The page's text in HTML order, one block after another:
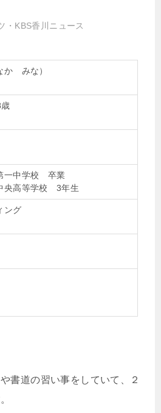
・KBS香川ニュース
か みな）
一中学校 卒業
央高等学校 3年生
ング
書道の習い事をしていて、２